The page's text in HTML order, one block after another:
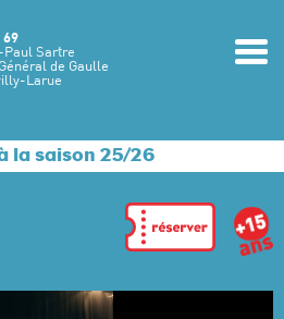
69
Paul Sartre
de Gaulle
Larue
la saison 25/26